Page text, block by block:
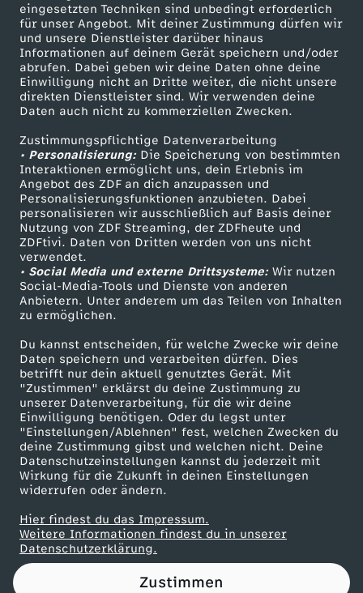
eingesetzten Techniken sind unbedingt erforderlich
für unser Angebot. Mit deiner Zustimmung dürfen wir
und unsere Dienstleister darüber hinaus
Informationen auf deinem Gerät speichern und/oder
abrufen. Dabei geben wir deine Daten ohne deine
Einwilligung nicht an Dritte weiter, die nicht unsere
direkten Dienstleister sind. Wir verwenden deine
Daten auch nicht zu kommerziellen Zwecken.
Zustimmungspflichtige Datenverarbeitung
• Personalisierung:Die Speicherung von bestimmten
Interaktionen ermöglicht uns, dein Erlebnis im
Angebot des ZDF an dich anzupassen und
Personalisierungsfunktionen anzubieten. Dabei
personalisieren wir ausschließlich auf Basis deiner
Nutzung von ZDF Streaming, der ZDFheute und
ZDFtivi. Daten von Dritten werden von uns nicht
verwendet.
• Social Media und externe Drittsysteme:Wir nutzen
Social-Media-Tools und Dienste von anderen
Anbietern. Unter anderem um das Teilen von Inhalten
zu ermöglichen.
Du kannst entscheiden, für welche Zwecke wir deine
Daten speichern und verarbeiten dürfen. Dies
betrifft nur dein aktuell genutztes Gerät. Mit
"Zustimmen" erklärst du deine Zustimmung zu
unserer Datenverarbeitung, für die wir deine
Einwilligung benötigen. Oder du legst unter
"Einstellungen/Ablehnen" fest, welchen Zwecken du
deine Zustimmung gibst und welchen nicht. Deine
Datenschutzeinstellungen kannst du jederzeit mit
Wirkung für die Zukunft in deinen Einstellungen
widerrufen oder ändern.
Hier findest du das Impressum.
Weitere Informationen findest du in unserer
Datenschutzerklärung.
Zustimmen
:
G
e
i
s
e
l
a
b
k
o
m
m
e
n
Mehr ZDF
ZDF-Apps
Smart TV
ZDFtext
Livestreams
Sendungen A-Z
TV-Programm
Service
ZDFmitreden
Kontakt zum ZDF
Tickets
Zuschauerservice
Hilfe
ZDF Unternehmen
Karriere
ZDF goes Schule
Werbefernsehen
Mainzelmännchen
Partner